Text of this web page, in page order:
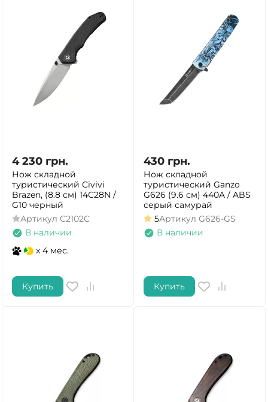
4 230 грн.
Нож складной
туристический Civivi
Brazen, (8.8 см) 14C28N /
G10 черный
Артикул C2102C
В наличии
x 4 мес.
Купить
430 грн.
Нож складной
туристический Ganzo
G626 (9.6 см) 440A / ABS
серый самурай
5Артикул G626-GS
В наличии
Купить